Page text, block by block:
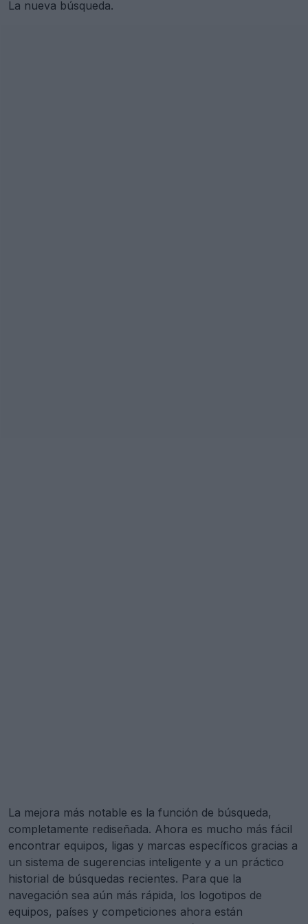
La nueva búsqueda.
La mejora más notable es la función de búsqueda,
completamente rediseñada. Ahora es mucho más fácil
encontrar equipos, ligas y marcas específicos gracias a
un sistema de sugerencias inteligente y a un práctico
historial de búsquedas recientes. Para que la
navegación sea aún más rápida, los logotipos de
equipos, países y competiciones ahora están